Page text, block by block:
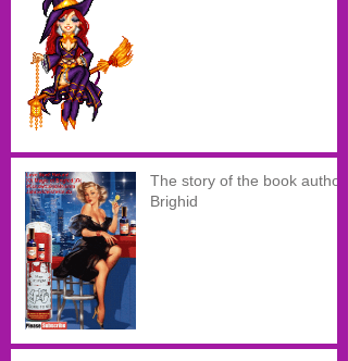
The story of the book author
Brighid